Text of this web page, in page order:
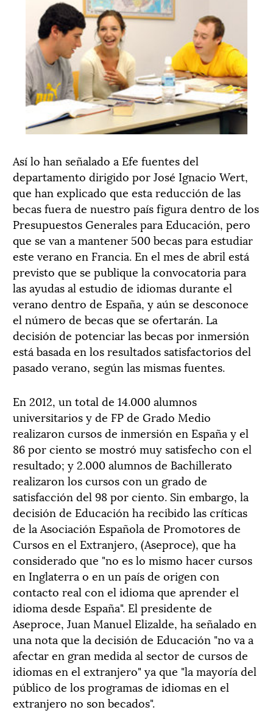
Así lo han señalado a Efe fuentes del
departamento dirigido por José Ignacio Wert,
que han explicado que esta reducción de las
becas fuera de nuestro país figura dentro de los
Presupuestos Generales para Educación, pero
que se van a mantener 500 becas para estudiar
este verano en Francia. En el mes de abril está
previsto que se publique la convocatoria para
las ayudas al estudio de idiomas durante el
verano dentro de España, y aún se desconoce
el número de becas que se ofertarán. La
decisión de potenciar las becas por inmersión
está basada en los resultados satisfactorios del
pasado verano, según las mismas fuentes.
En 2012, un total de 14.000 alumnos
universitarios y de FP de Grado Medio
realizaron cursos de inmersión en España y el
86 por ciento se mostró muy satisfecho con el
resultado; y 2.000 alumnos de Bachillerato
realizaron los cursos con un grado de
satisfacción del 98 por ciento. Sin embargo, la
decisión de Educación ha recibido las críticas
de la Asociación Española de Promotores de
Cursos en el Extranjero, (Aseproce), que ha
considerado que "no es lo mismo hacer cursos
en Inglaterra o en un país de origen con
contacto real con el idioma que aprender el
idioma desde España". El presidente de
Aseproce, Juan Manuel Elizalde, ha señalado en
una nota que la decisión de Educación "no va a
afectar en gran medida al sector de cursos de
idiomas en el extranjero" ya que "la mayoría del
público de los programas de idiomas en el
extranjero no son becados".